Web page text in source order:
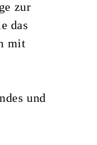
zur
das
mit
und